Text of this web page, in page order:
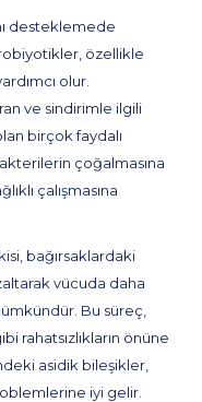
desteklemede
özellikle
olur.
ve sindirimle ilgili
birçok faydalı
çoğalmasına
çalışmasına
bağırsaklardaki
vücuda daha
Bu süreç,
rahatsızlıkların önüne
asidik bileşikler,
iyi gelir.